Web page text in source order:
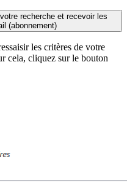
recherche et recevoir les
(abonnement)
les critères de votre
cela, cliquez sur le bouton